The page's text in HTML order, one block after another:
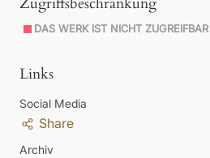
DAS WERK IST NICHT ZUGREIFBAR
Links
Social Media
Share
Archiv